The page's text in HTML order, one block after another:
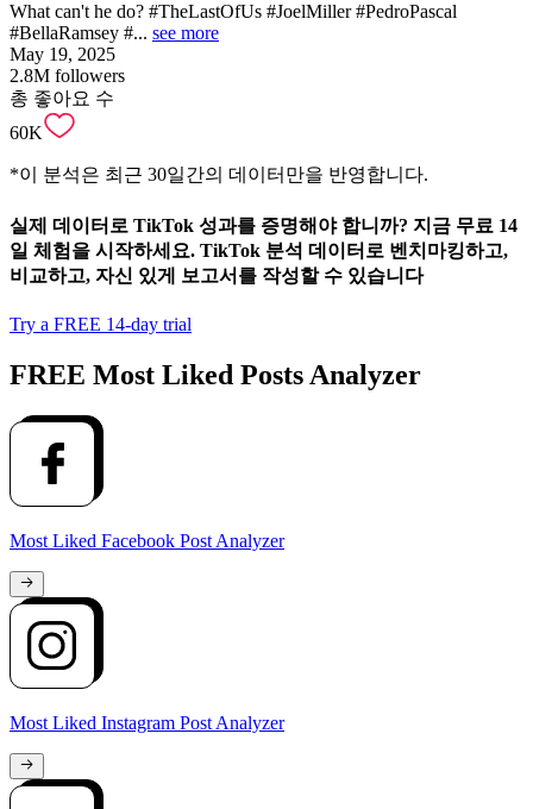
What can't he do? #TheLastOfUs #JoelMiller #PedroPascal
#BellaRamsey #... see more
May 19, 2025
2.8M followers
총 좋아요 수
60K
*이 분석은 최근 30일간의 데이터만을 반영합니다.
실제 데이터로 TikTok 성과를 증명해야 합니까? 지금 무료 14
일 체험을 시작하세요. TikTok 분석 데이터로 벤치마킹하고,
비교하고, 자신 있게 보고서를 작성할 수 있습니다
Try a FREE 14-day trial
FREE Most Liked Posts Analyzer
Most Liked Facebook Post Analyzer
Most Liked Instagram Post Analyzer